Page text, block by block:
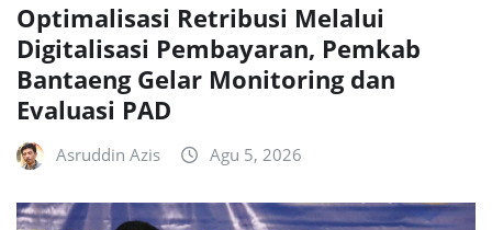
Optimalisasi Retribusi Melalui
Digitalisasi Pembayaran, Pemkab
Bantaeng Gelar Monitoring dan
Evaluasi PAD
Asruddin Azis Agu 5, 2026